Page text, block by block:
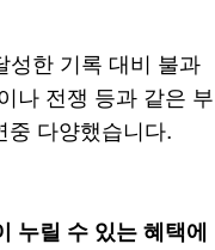
한 기록 대비 불과
나 전쟁 등과 같은 부
중 다양했습니다.
누릴 수 있는 혜택에